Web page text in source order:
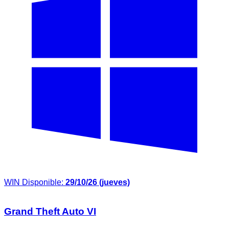
WIN Disponible: 29/10/26 (jueves)
Grand Theft Auto VI